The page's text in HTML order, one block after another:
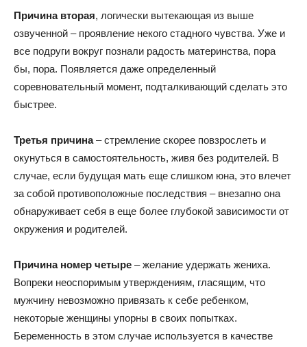
Причина вторая, логически вытекающая из выше
озвученной – проявление некого стадного чувства. Уже и
все подруги вокруг познали радость материнства, пора
бы, пора. Появляется даже определенный
соревновательный момент, подталкивающий сделать это
быстрее.
Третья причина– стремление скорее повзрослеть и
окунуться в самостоятельность, живя без родителей. В
случае, если будущая мать еще слишком юна, это влечет
за собой противоположные последствия – внезапно она
обнаруживает себя в еще более глубокой зависимости от
окружения и родителей.
Причина номер четыре – желание удержать жениха.
Вопреки неоспоримым утверждениям, гласящим, что
мужчину невозможно привязать к себе ребенком,
некоторые женщины упорны в своих попытках.
Беременность в этом случае используется в качестве